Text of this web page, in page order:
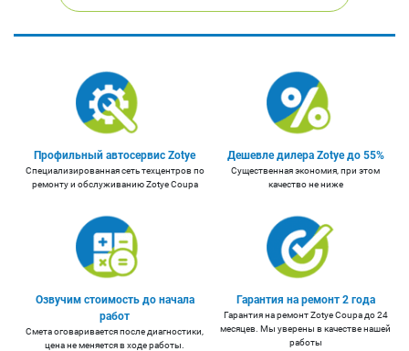
Профильный автосервис Zotye
Cпециализированная сеть техцентров по
ремонту и обслуживанию Zotye Coupa
Дешевле дилера Zotye до 55%
Существенная экономия, при этом
качество не ниже
Озвучим стоимость до начала
работ
Смета оговаривается после диагностики,
цена не меняется в ходе работы.
Гарантия на ремонт 2 года
Гарантия на ремонт Zotye Coupa до 24
месяцев. Мы уверены в качестве нашей
работы